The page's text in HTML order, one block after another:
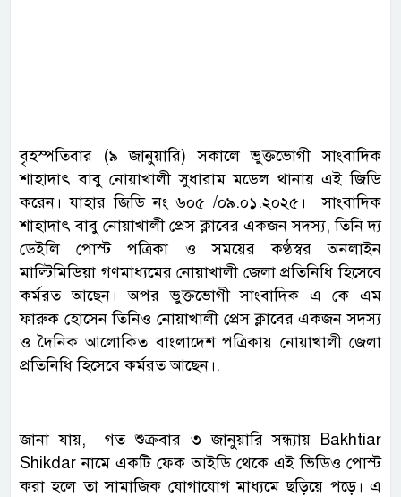
বৃহস্পতিবার (৯ জানুয়ারি) সকালে ভুক্তভোগী সাংবাদিক
শাহাদাৎ বাবু নোয়াখালী সুধারাম মডেল থানায় এই জিডি
করেন। যাহার জিডি নং ৬০৫ /০৯.০১.২০২৫। সাংবাদিক
শাহাদাৎ বাবু নোয়াখালী প্রেস ক্লাবের একজন সদস্য, তিনি দ্য
ডেইলি পোস্ট পত্রিকা ও সময়ের কণ্ঠস্বর অনলাইন
মাল্টিমিডিয়া গণমাধ্যমের নোয়াখালী জেলা প্রতিনিধি হিসেবে
কর্মরত আছেন। অপর ভুক্তভোগী সাংবাদিক এ কে এম
ফারুক হোসেন তিনিও নোয়াখালী প্রেস ক্লাবের একজন সদস্য
ও দৈনিক আলোকিত বাংলাদেশ পত্রিকায় নোয়াখালী জেলা
প্রতিনিধি হিসেবে কর্মরত আছেন।.
জানা যায়, গত শুক্রবার ৩ জানুয়ারি সন্ধ্যায় Bakhtiar
Shikdar নামে একটি ফেক আইডি থেকে এই ভিডিও পোস্ট
করা হলে তা সামাজিক যোগাযোগ মাধ্যমে ছড়িয়ে পড়ে। এ